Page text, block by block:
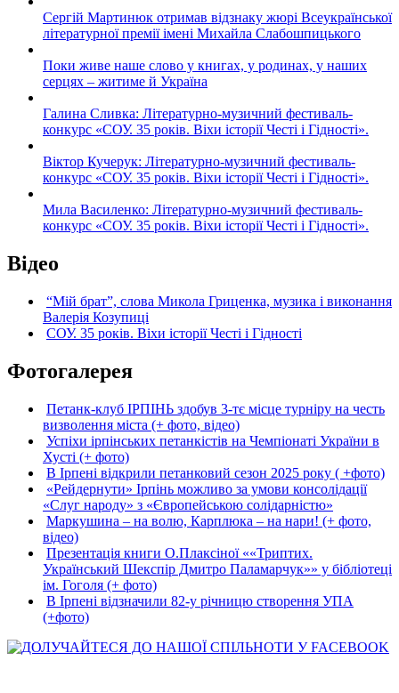
Сергій Мартинюк отримав відзнаку жюрі Всеукраїнської
літературної премії імені Михайла Слабошпицького
Поки живе наше слово у книгах, у родинах, у наших
серцях – житиме й Україна
Галина Сливка: Літературно-музичний фестиваль-
конкурс «СОУ. 35 років. Віхи історії Честі і Гідності».
Віктор Кучерук: Літературно-музичний фестиваль-
конкурс «СОУ. 35 років. Віхи історії Честі і Гідності».
Мила Василенко: Літературно-музичний фестиваль-
конкурс «СОУ. 35 років. Віхи історії Честі і Гідності».
Відео
“Мій брат”, слова Микола Гриценка, музика і виконання
Валерія Козупиці
СОУ. 35 років. Віхи історії Честі і Гідності
Фотогалерея
Петанк-клуб ІРПІНЬ здобув 3-тє місце турніру на честь
визволення міста (+ фото, відео)
Успіхи ірпінських петанкістів на Чемпіонаті України в
Хусті (+ фото)
В Ірпені відкрили петанковий сезон 2025 року ( +фото)
«Рейдернути» Ірпінь можливо за умови консолідації
«Слуг народу» з «Європейською солідарністю»
Маркушина – на волю, Карплюка – на нари! (+ фото,
відео)
Презентація книги О.Плаксіної ««Триптих.
Український Шекспір Дмитро Паламарчук»» у бібліотеці
ім. Гоголя (+ фото)
В Ірпені відзначили 82-у річницю створення УПА
(+фото)